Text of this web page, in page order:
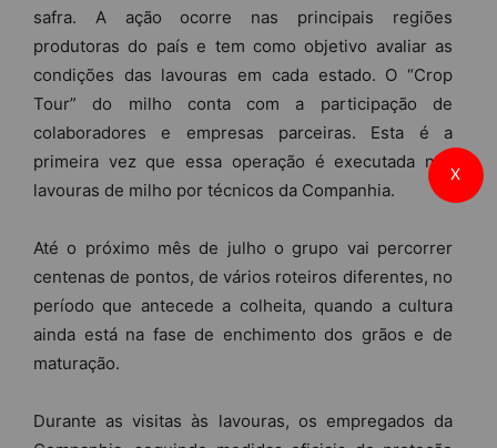
safra. A ação ocorre nas principais regiões
produtoras do país e tem como objetivo avaliar as
condições das lavouras em cada estado. O “Crop
Tour” do milho conta com a participação de
colaboradores e empresas parceiras. Esta é a
primeira vez que essa operação é executada nas
lavouras de milho por técnicos da Companhia.
Até o próximo mês de julho o grupo vai percorrer
centenas de pontos, de vários roteiros diferentes, no
período que antecede a colheita, quando a cultura
ainda está na fase de enchimento dos grãos e de
maturação.
Durante as visitas às lavouras, os empregados da
X